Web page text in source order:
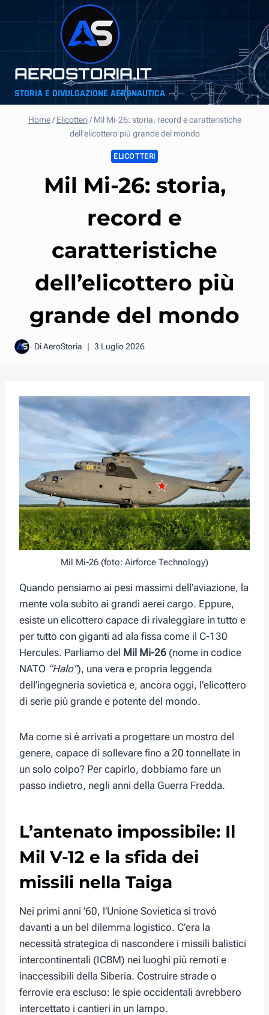
AEROSTORIA.IT
STORIA E DIVULGAZIONE AERONAUTICA
Home/ Elicotteri/ Mil Mi-26: storia, record e caratteristiche
dell’elicottero più grande del mondo
ELICOTTERI
Mil Mi-26: storia,
record e
caratteristiche
dell’elicottero più
grande del mondo
DiAeroStoria 3 Luglio 2026
Mil Mi-26 (foto: Airforce Technology)
Quando pensiamo ai pesi massimi dell’aviazione, la
mente vola subito ai grandi aerei cargo. Eppure,
esiste un elicottero capace di rivaleggiare in tutto e
per tutto con giganti ad ala fissa come il C-130
Hercules. Parliamo del Mil Mi-26 (nome in codice
NATO “Halo”), una vera e propria leggenda
dell’ingegneria sovietica e, ancora oggi, l’elicottero
di serie più grande e potente del mondo.
Ma come si è arrivati a progettare un mostro del
genere, capace di sollevare fino a 20 tonnellate in
un solo colpo? Per capirlo, dobbiamo fare un
passo indietro, negli anni della Guerra Fredda.
L’antenato impossibile: Il
Mil V-12 e la sfida dei
missili nella Taiga
Nei primi anni ’60, l’Unione Sovietica si trovò
davanti a un bel dilemma logistico. C’era la
necessità strategica di nascondere i missili balistici
intercontinentali (ICBM) nei luoghi più remoti e
inaccessibili della Siberia. Costruire strade o
ferrovie era escluso: le spie occidentali avrebbero
intercettato i cantieri in un lampo.